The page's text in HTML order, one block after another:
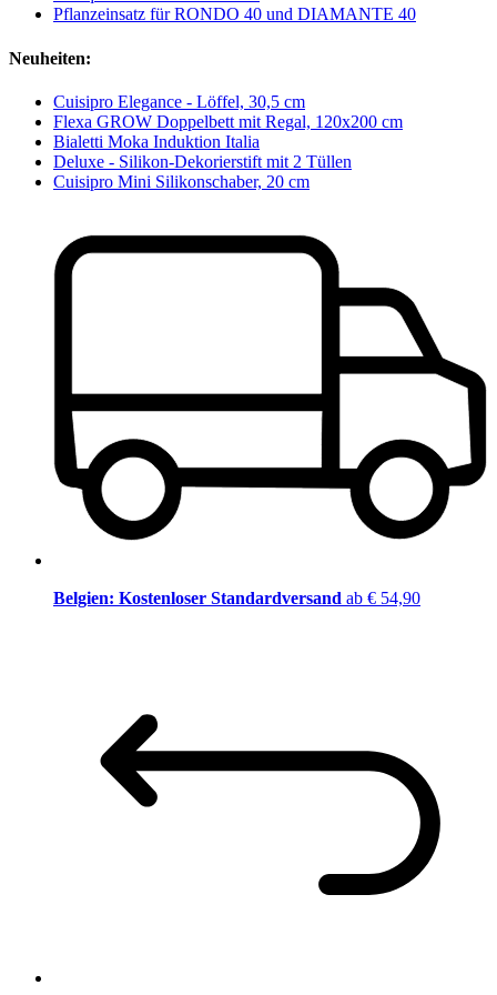
Pflanzeinsatz für RONDO 40 und DIAMANTE 40
Neuheiten:
Cuisipro Elegance - Löffel, 30,5 cm
Flexa GROW Doppelbett mit Regal, 120x200 cm
Bialetti Moka Induktion Italia
Deluxe - Silikon-Dekorierstift mit 2 Tüllen
Cuisipro Mini Silikonschaber, 20 cm
Belgien: Kostenloser Standardversand ab € 54,90